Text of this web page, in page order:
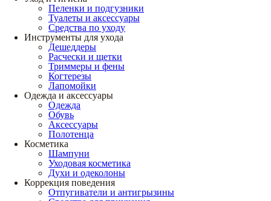
Пеленки и подгузники
Туалеты и аксессуары
Средства по уходу
Инструменты для ухода
Дешеддеры
Расчески и щетки
Триммеры и фены
Когтерезы
Лапомойки
Одежда и аксессуары
Одежда
Обувь
Аксессуары
Полотенца
Косметика
Шампуни
Уходовая косметика
Духи и одеколоны
Коррекция поведения
Отпугиватели и антигрызины